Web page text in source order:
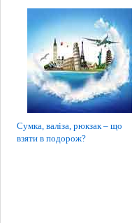
Сумка, валіза, рюкзак – що
взяти в подорож?